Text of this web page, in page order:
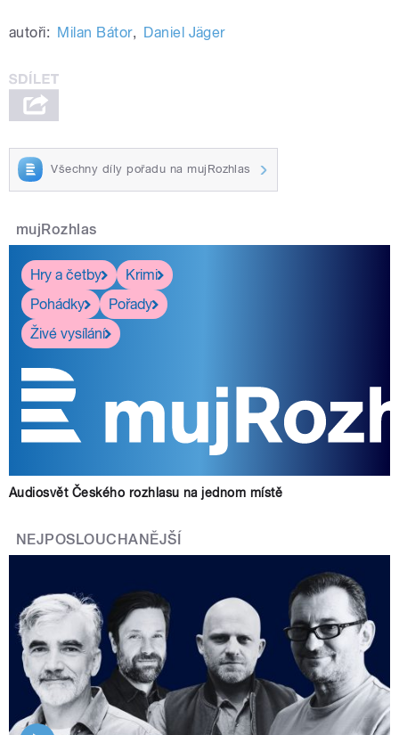
autoři: Milan Bátor, Daniel Jäger
Všechny díly pořadu na mujRozhlas
mujRozhlas
Hry a četby
Krimi
Pohádky
Pořady
Živé vysílání
Audiosvět Českého rozhlasu na jednom místě
NEJPOSLOUCHANĚJŠÍ